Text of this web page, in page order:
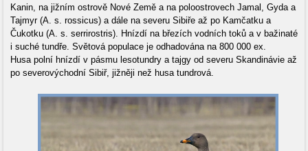
Kanin, na jižním ostrově Nové Země a na poloostrovech Jamal, Gyda a
Tajmyr (A. s. rossicus) a dále na severu Sibiře až po Kamčatku a
Čukotku (A. s. serrirostris). Hnízdí na březích vodních toků a v bažinaté
i suché tundře. Světová populace je odhadována na 800 000 ex.
Husa polní hnízdí v pásmu lesotundry a tajgy od severu Skandinávie až
po severovýchodní Sibiř, jižněji než husa tundrová.